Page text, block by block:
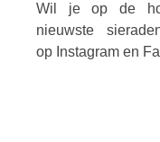
Wil je op de
nieuwste
op Instagram en